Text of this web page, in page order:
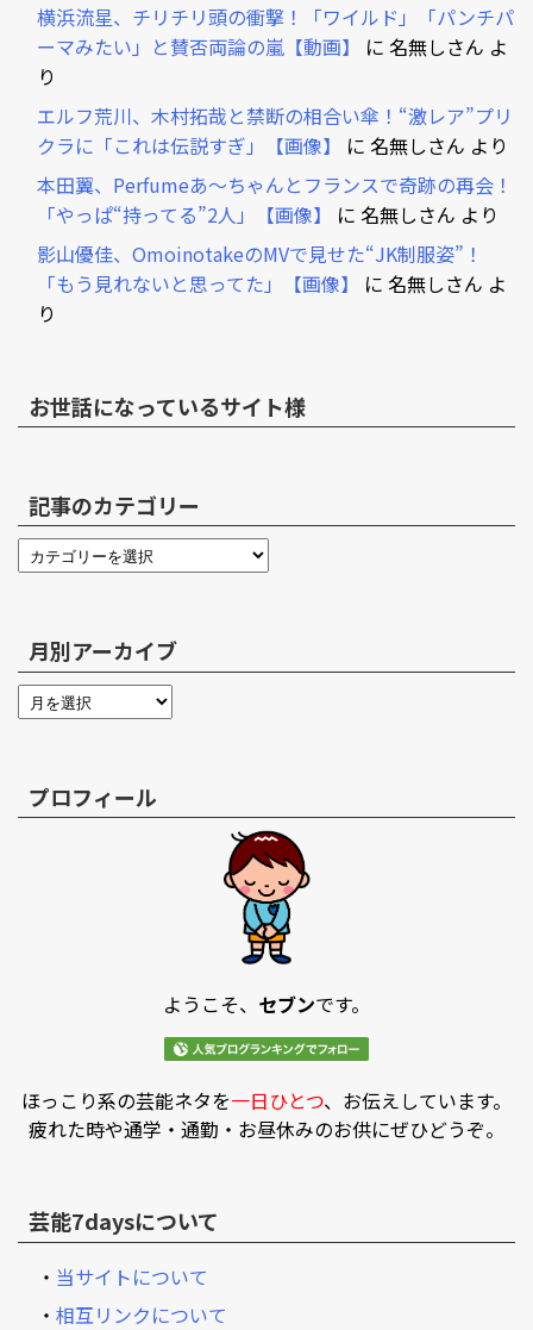
横浜流星、チリチリ頭の衝撃！「ワイルド」「パンチパ
ーマみたい」と賛否両論の嵐【動画】
に 名無しさん よ
り
エルフ荒川、木村拓哉と禁断の相合い傘！“激レア”プリ
クラに「これは伝説すぎ」【画像】
に 名無しさん より
本田翼、Perfumeあ～ちゃんとフランスで奇跡の再会！
「やっぱ“持ってる”2人」【画像】
に 名無しさん より
影山優佳、OmoinotakeのMVで見せた“JK制服姿”！
「もう見れないと思ってた」【画像】
に 名無しさん よ
り
お世話になっているサイト様
記事のカテゴリー
月別アーカイブ
プロフィール
ようこそ、 セブンです。
ほっこり系の芸能ネタを一日ひとつ、お伝えしています。
疲れた時や通学・通勤・お昼休みのお供にぜひどうぞ。
芸能7daysについて
・ 当サイトについて
・ 相互リンクについて